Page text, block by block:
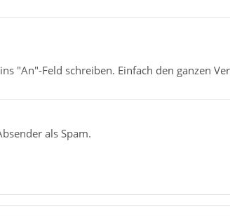
"An"-Feld schreiben. Einfach den ganzen
als Spam.